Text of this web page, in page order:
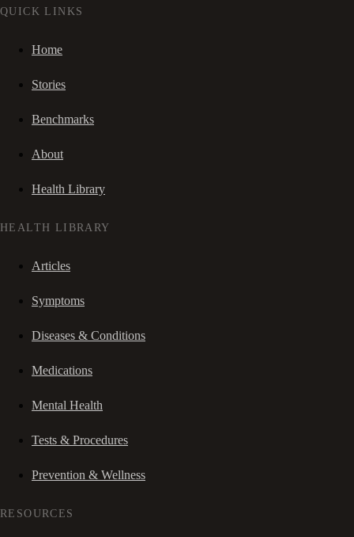
QUICK LINKS
Home
Stories
Benchmarks
About
Health Library
HEALTH LIBRARY
Articles
Symptoms
Diseases & Conditions
Medications
Mental Health
Tests & Procedures
Prevention & Wellness
RESOURCES